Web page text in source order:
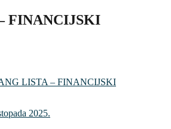
FINANCIJSKI
LISTA – FINANCIJSKI
2025.